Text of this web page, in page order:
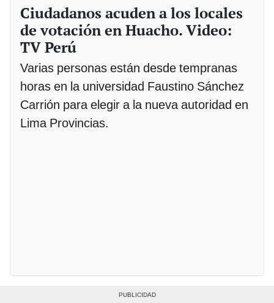
Ciudadanos acuden a los locales
de votación en Huacho. Video:
TV Perú
Varias personas están desde tempranas
horas en la universidad Faustino Sánchez
Carrión para elegir a la nueva autoridad en
Lima Provincias.